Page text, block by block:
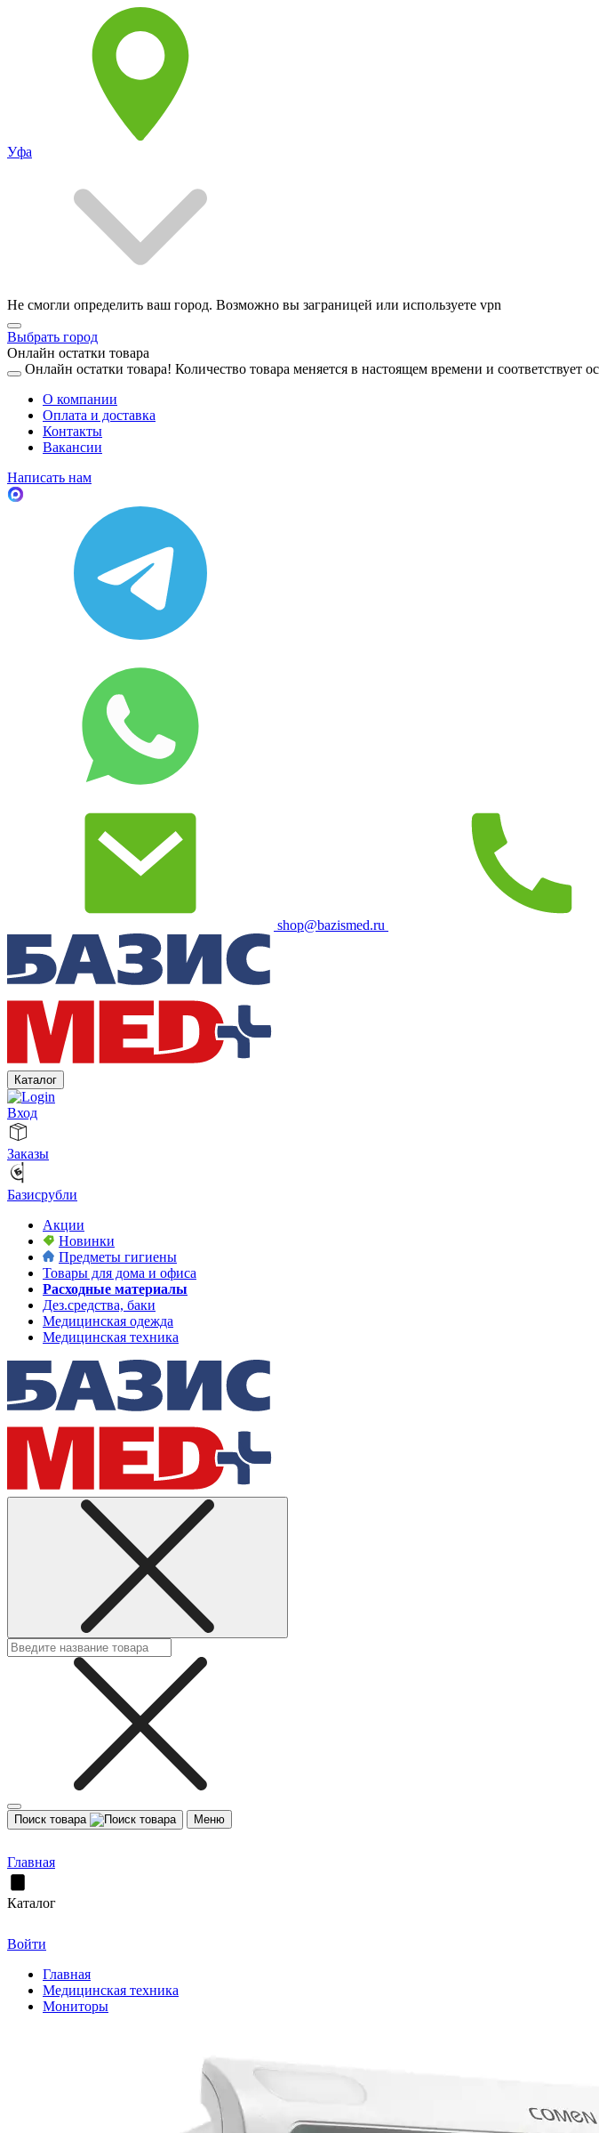
Уфа
Не смогли определить ваш город. Возможно вы заграницей или используете vpn
Выбрать город
Онлайн остатки товара
Онлайн остатки товара! Количество товара меняется в настоящем времени и соответствует
О компании
Оплата и доставка
Контакты
Вакансии
Написать нам
shop@bazismed.ru
Каталог
Вход
Заказы
Базисрубли
Акции
Новинки
Предметы гигиены
Товары для дома и офиса
Расходные материалы
Дез.средства, баки
Медицинская одежда
Медицинская техника
Поиск товара Меню
Главная
Каталог
Войти
Главная
Медицинская техника
Мониторы